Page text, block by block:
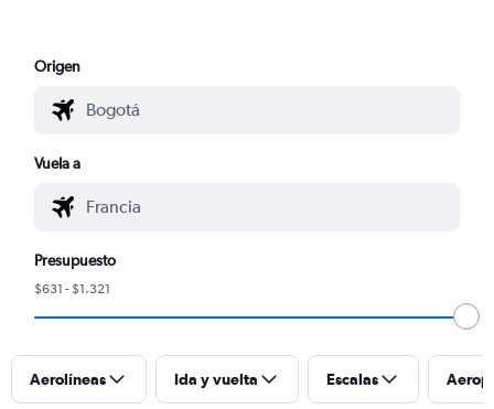
Origen
Vuela a
Presupuesto
$631 - $1.321
Aerolíneas Ida y vuelta Escalas